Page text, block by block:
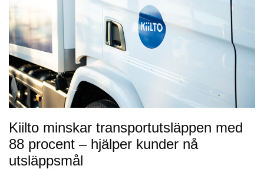
Kiilto minskar transportutsläppen med
88 procent – hjälper kunder nå
utsläppsmål